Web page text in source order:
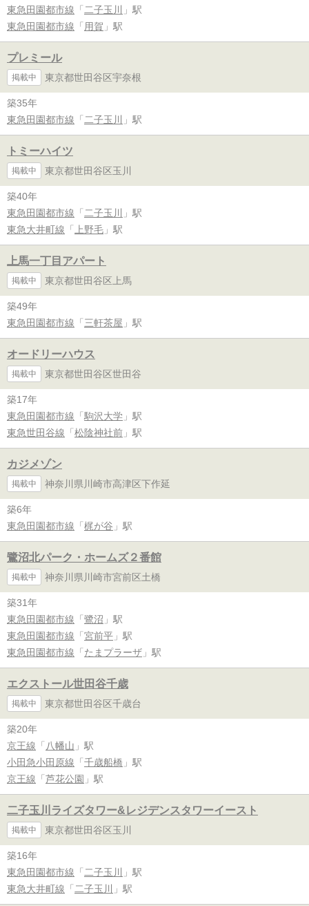
東急田園都市線 「 二子玉川
」駅
東急田園都市線 「 用賀 」駅
プレミール
掲載中 東京都世田谷区宇奈根
築35年
東急田園都市線 「 二子玉川 」駅
トミーハイツ
掲載中 東京都世田谷区玉川
築40年
東急田園都市線 「 二子玉川
」駅
東急大井町線 「 上野毛 」駅
上馬一丁目アパート
掲載中 東京都世田谷区上馬
築49年
東急田園都市線 「 三軒茶屋 」駅
オードリーハウス
掲載中 東京都世田谷区世田谷
築17年
東急田園都市線 「 駒沢大学 」駅
東急世田谷線 「 松陰神社前 」駅
カジメゾン
掲載中 神奈川県川崎市高津区下作延
築6年
東急田園都市線 「 梶が谷 」駅
鷺沼北パーク・ホームズ２番館
掲載中 神奈川県川崎市宮前区土橋
築31年
東急田園都市線 「 鷺沼 」駅
東急田園都市線 「 宮前平 」駅
東急田園都市線 「 たまプラーザ 」駅
エクストール世田谷千歳
掲載中 東京都世田谷区千歳台
築20年
京王線 「 八幡山 」駅
小田急小田原線 「 千歳船橋 」駅
京王線 「 芦花公園 」駅
二子玉川ライズタワー&レジデンスタワーイースト
掲載中 東京都世田谷区玉川
築16年
東急田園都市線 「 二子玉川
」駅
東急大井町線 「 二子玉川 」駅